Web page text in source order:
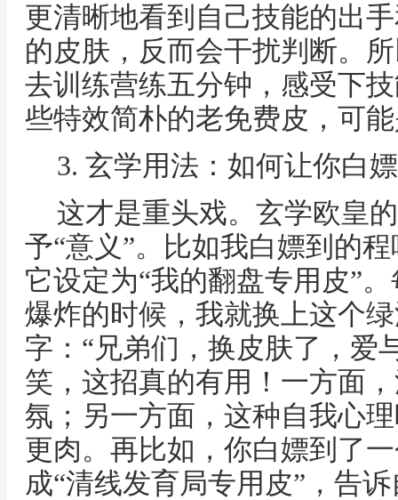
更清晰地看到自己技能的出
的皮肤，反而会干扰判断。
去训练营练五分钟，感受下
些特效简朴的老免费皮，可
3. 玄学用法：如何让你白
这才是重头戏。玄学欧皇
予“意义”。比如我白嫖到的
它设定为“我的翻盘专用皮”
爆炸的时候，我就换上这个
字：“兄弟们，换皮肤了，爱
笑，这招真的有用！一方面
氛；另一方面，这种自我心
更肉。再比如，你白嫖到了
成“清线发育局专用皮”，告